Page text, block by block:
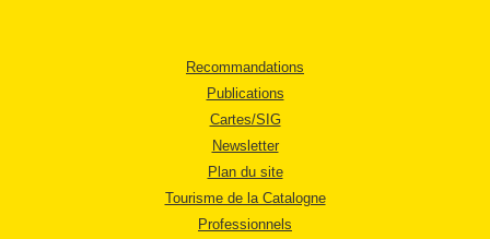
Recommandations
Publications
Cartes/SIG
Newsletter
Plan du site
Tourisme de la Catalogne
Professionnels